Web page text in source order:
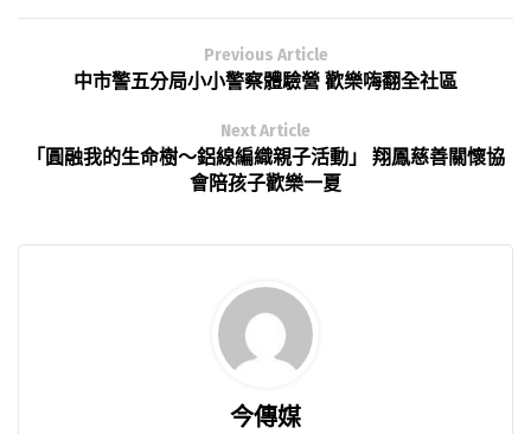
Previous Article
中市警五分局小小警察體驗營 歡樂嗨翻全社區
Next Article
「圓融我的生命樹～鋁線編織親子活動」 翔鳳慈善關懷協
會陪孩子歡樂一夏
今傳媒